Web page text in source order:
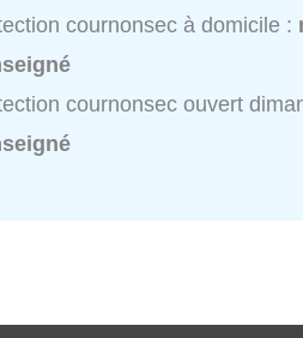
cournonsec à domicile :
cournonsec ouvert